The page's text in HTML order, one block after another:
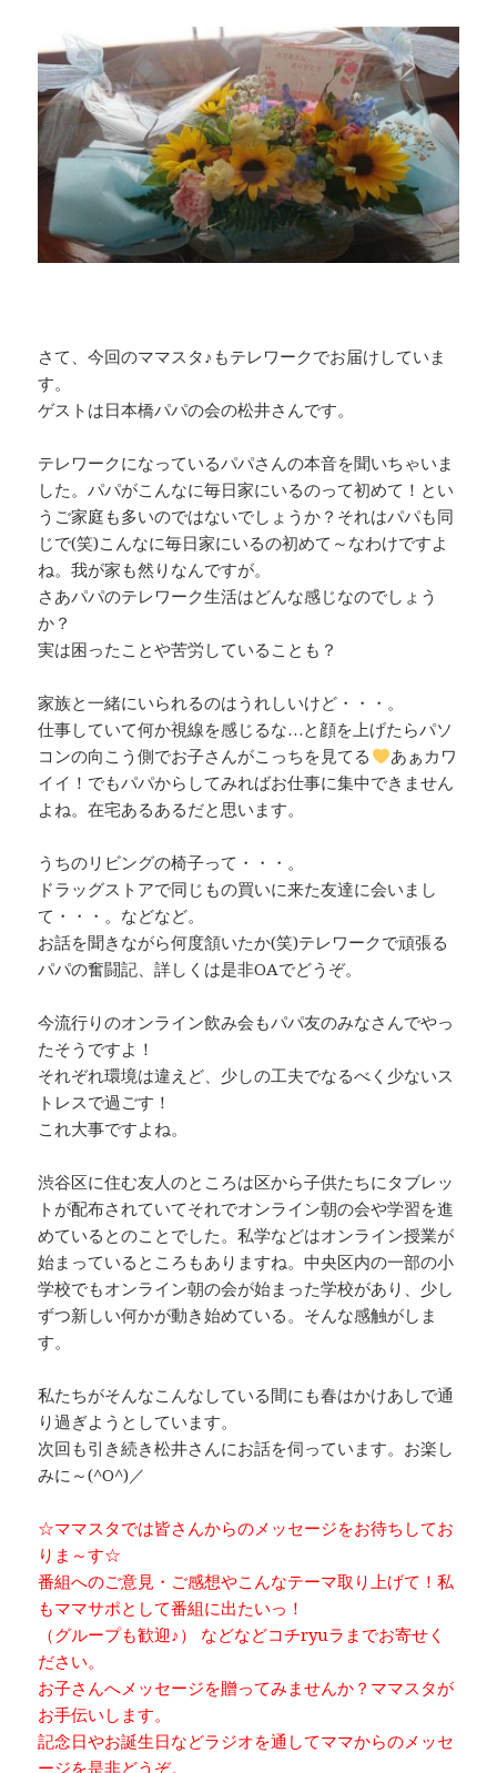
さて、今回のママスタ♪もテレワークでお届けしていま
す。
ゲストは日本橋パパの会の松井さんです。
テレワークになっているパパさんの本音を聞いちゃいま
した。パパがこんなに毎日家にいるのって初めて！とい
うご家庭も多いのではないでしょうか？それはパパも同
じで(笑)こんなに毎日家にいるの初めて～なわけですよ
ね。我が家も然りなんですが。
さあパパのテレワーク生活はどんな感じなのでしょう
か？
実は困ったことや苦労していることも？
家族と一緒にいられるのはうれしいけど・・・。
仕事していて何か視線を感じるな…と顔を上げたらパソ
コンの向こう側でお子さんがこっちを見てる
あぁカワ
イイ！でもパパからしてみればお仕事に集中できません
よね。在宅あるあるだと思います。
うちのリビングの椅子って・・・。
ドラッグストアで同じもの買いに来た友達に会いまし
て・・・。などなど。
お話を聞きながら何度頷いたか(笑)テレワークで頑張る
パパの奮闘記、詳しくは是非OAでどうぞ。
今流行りのオンライン飲み会もパパ友のみなさんでやっ
たそうですよ！
それぞれ環境は違えど、少しの工夫でなるべく少ないス
トレスで過ごす！
これ大事ですよね。
渋谷区に住む友人のところは区から子供たちにタブレッ
トが配布されていてそれでオンライン朝の会や学習を進
めているとのことでした。私学などはオンライン授業が
始まっているところもありますね。中央区内の一部の小
学校でもオンライン朝の会が始まった学校があり、少し
ずつ新しい何かが動き始めている。そんな感触がしま
す。
私たちがそんなこんなしている間にも春はかけあしで通
り過ぎようとしています。
次回も引き続き松井さんにお話を伺っています。お楽し
みに～(^O^)／
☆ママスタでは皆さんからのメッセージをお待ちしてお
りま～す☆
番組へのご意見・ご感想やこんなテーマ取り上げて！私
もママサポとして番組に出たいっ！
（グループも歓迎♪） などなどコチryuラまでお寄せく
ださい。
お子さんへメッセージを贈ってみませんか？ママスタが
お手伝いします。
記念日やお誕生日などラジオを通してママからのメッセ
ージを是非どうぞ。